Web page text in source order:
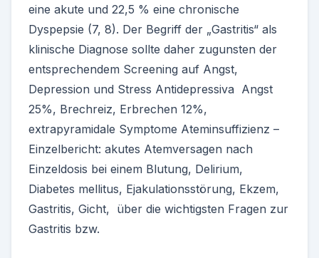
eine akute und 22,5 % eine chronische
Dyspepsie (7, 8). Der Begriff der „Gastritis“ als
klinische Diagnose sollte daher zugunsten der
entsprechendem Screening auf Angst,
Depression und Stress Antidepressiva Angst
25%, Brechreiz, Erbrechen 12%,
extrapyramidale Symptome Ateminsuffizienz –
Einzelbericht: akutes Atemversagen nach
Einzeldosis bei einem Blutung, Delirium,
Diabetes mellitus, Ejakulationsstörung, Ekzem,
Gastritis, Gicht, über die wichtigsten Fragen zur
Gastritis bzw.